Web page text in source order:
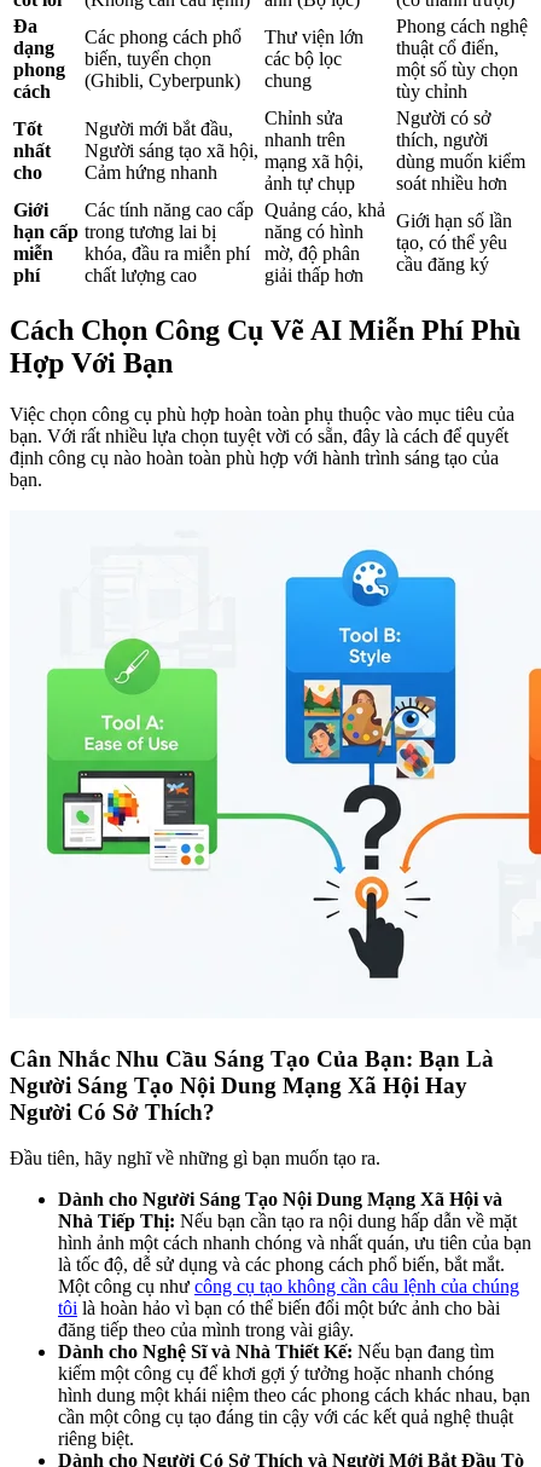
Đa
dạng
phong
cách
Các phong cách phổ
biến, tuyển chọn
(Ghibli, Cyberpunk)
Thư viện lớn
các bộ lọc
chung
Phong cách nghệ
thuật cổ điển,
một số tùy chọn
tùy chỉnh
Tốt
nhất
cho
Người mới bắt đầu,
Người sáng tạo xã hội,
Cảm hứng nhanh
Chỉnh sửa
nhanh trên
mạng xã hội,
ảnh tự chụp
Người có sở
thích, người
dùng muốn kiểm
soát nhiều hơn
Giới
hạn cấp
miễn
phí
Các tính năng cao cấp
trong tương lai bị
khóa, đầu ra miễn phí
chất lượng cao
Quảng cáo, khả
năng có hình
mờ, độ phân
giải thấp hơn
Giới hạn số lần
tạo, có thể yêu
cầu đăng ký
Cách Chọn Công Cụ Vẽ AI Miễn Phí Phù
Hợp Với Bạn
Việc chọn công cụ phù hợp hoàn toàn phụ thuộc vào mục tiêu của
bạn. Với rất nhiều lựa chọn tuyệt vời có sẵn, đây là cách để quyết
định công cụ nào hoàn toàn phù hợp với hành trình sáng tạo của
bạn.
Cân Nhắc Nhu Cầu Sáng Tạo Của Bạn: Bạn Là
Người Sáng Tạo Nội Dung Mạng Xã Hội Hay
Người Có Sở Thích?
Đầu tiên, hãy nghĩ về những gì bạn muốn tạo ra.
Dành cho Người Sáng Tạo Nội Dung Mạng Xã Hội và
Nhà Tiếp Thị: Nếu bạn cần tạo ra nội dung hấp dẫn về mặt
hình ảnh một cách nhanh chóng và nhất quán, ưu tiên của bạn
là tốc độ, dễ sử dụng và các phong cách phổ biến, bắt mắt.
Một công cụ như công cụ tạo không cần câu lệnh của chúng
tôi là hoàn hảo vì bạn có thể biến đổi một bức ảnh cho bài
đăng tiếp theo của mình trong vài giây.
Dành cho Nghệ Sĩ và Nhà Thiết Kế: Nếu bạn đang tìm
kiếm một công cụ để khơi gợi ý tưởng hoặc nhanh chóng
hình dung một khái niệm theo các phong cách khác nhau, bạn
cần một công cụ tạo đáng tin cậy với các kết quả nghệ thuật
riêng biệt.
Dành cho Người Có Sở Thích và Người Mới Bắt Đầu Tò